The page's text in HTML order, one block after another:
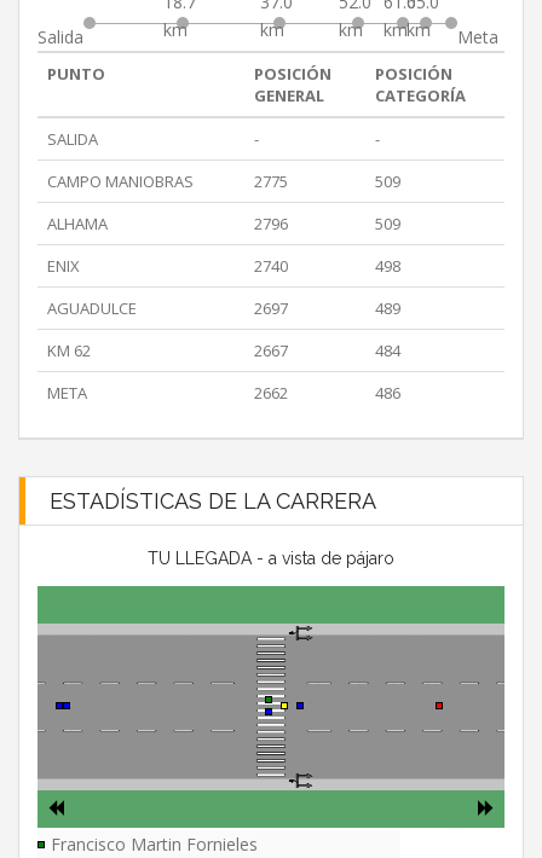
Salida
km
km
km
kmkm
Meta
PUNTO
POSICIÓN
GENERAL
POSICIÓN
CATEGORÍA
SALIDA
-
-
CAMPO MANIOBRAS
2775
509
ALHAMA
2796
509
ENIX
2740
498
AGUADULCE
2697
489
KM 62
2667
484
META
2662 486
ESTADÍSTICAS DE LA CARRERA
TU LLEGADA - a vista de pájaro
Francisco Martin Fornieles